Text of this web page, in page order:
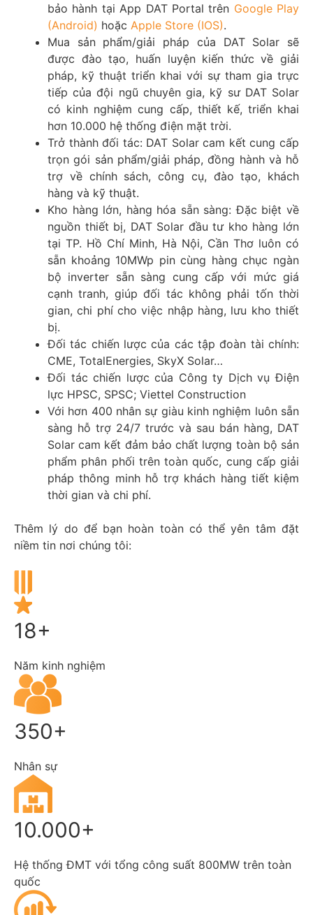
bảo hành tại App DAT Portal trên Google Play
(Android) hoặc Apple Store (IOS).
Mua sản phẩm/giải pháp của DAT Solar sẽ
được đào tạo, huấn luyện kiến thức về giải
pháp, kỹ thuật triển khai với sự tham gia trực
tiếp của đội ngũ chuyên gia, kỹ sư DAT Solar
có kinh nghiệm cung cấp, thiết kế, triển khai
hơn 10.000 hệ thống điện mặt trời.
Trở thành đối tác: DAT Solar cam kết cung cấp
trọn gói sản phẩm/giải pháp, đồng hành và hỗ
trợ về chính sách, công cụ, đào tạo, khách
hàng và kỹ thuật.
Kho hàng lớn, hàng hóa sẵn sàng: Đặc biệt về
nguồn thiết bị, DAT Solar đầu tư kho hàng lớn
tại TP. Hồ Chí Minh, Hà Nội, Cần Thơ luôn có
sẵn khoảng 10MWp pin cùng hàng chục ngàn
bộ inverter sẵn sàng cung cấp với mức giá
cạnh tranh, giúp đối tác không phải tốn thời
gian, chi phí cho việc nhập hàng, lưu kho thiết
bị.
Đối tác chiến lược của các tập đoàn tài chính:
CME, TotalEnergies, SkyX Solar…
Đối tác chiến lược của Công ty Dịch vụ Điện
lực HPSC, SPSC; Viettel Construction
Với hơn 400 nhân sự giàu kinh nghiệm luôn sẵn
sàng hỗ trợ 24/7 trước và sau bán hàng, DAT
Solar cam kết đảm bảo chất lượng toàn bộ sản
phẩm phân phối trên toàn quốc, cung cấp giải
pháp thông minh hỗ trợ khách hàng tiết kiệm
thời gian và chi phí.
Thêm lý do để bạn hoàn toàn có thể yên tâm đặt
niềm tin nơi chúng tôi:
18+
Năm kinh nghiệm
350+
Nhân sự
10.000+
Hệ thống ĐMT với tổng công suất 800MW trên toàn
quốc